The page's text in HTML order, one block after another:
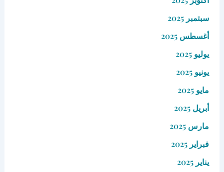
سبتمبر 2025
أغسطس 2025
يوليو 2025
يونيو 2025
مايو 2025
أبريل 2025
مارس 2025
فبراير 2025
يناير 2025